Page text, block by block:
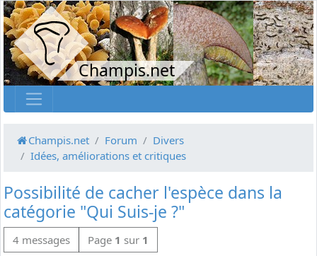
Champis.net
Champis.net Forum
Divers
Idées, améliorations et critiques
Possibilité de cacher l'espèce dans la
catégorie "Qui Suis-je ?"
4 messages Page 1 sur 1